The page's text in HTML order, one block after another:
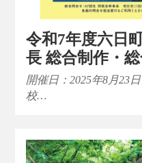
令和7年度六日
長 総合制作・
開催日：2025年8月23
校…